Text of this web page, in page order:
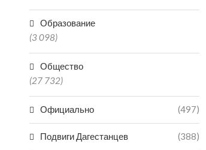
Образование
(3 098)
Общество
(27 732)
Официально (497)
Подвиги Дагестанцев (388)